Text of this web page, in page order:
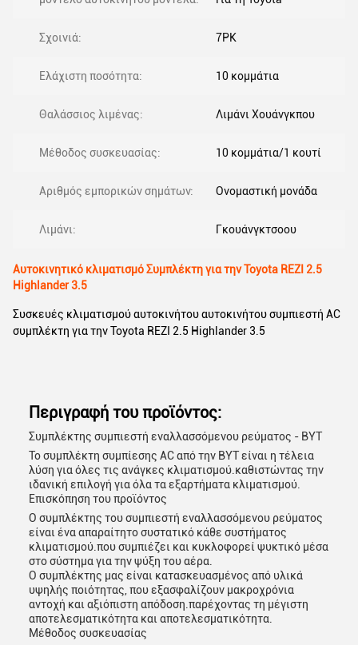
Σχοινιά: 7PK
Ελάχιστη ποσότητα: 10 κομμάτια
Θαλάσσιος λιμένας: Λιμάνι Χουάνγκπου
Μέθοδος συσκευασίας: 10 κομμάτια/1 κουτί
Αριθμός εμπορικών σημάτων: Ονομαστική μονάδα
Λιμάνι: Γκουάνγκτσοου
Αυτοκινητικό κλιματισμό Συμπλέκτη για την Toyota REZI 2.5
Highlander 3.5
Συσκευές κλιματισμού αυτοκινήτου αυτοκινήτου συμπιεστή AC
συμπλέκτη για την Toyota REZI 2.5 Highlander 3.5
Περιγραφή του προϊόντος:
Συμπλέκτης συμπιεστή εναλλασσόμενου ρεύματος - BYT
Το συμπλέκτη συμπίεσης AC από την BYT είναι η τέλεια
λύση για όλες τις ανάγκες κλιματισμού.καθιστώντας την
ιδανική επιλογή για όλα τα εξαρτήματα κλιματισμού.
Επισκόπηση του προϊόντος
Ο συμπλέκτης του συμπιεστή εναλλασσόμενου ρεύματος
είναι ένα απαραίτητο συστατικό κάθε συστήματος
κλιματισμού.που συμπιέζει και κυκλοφορεί ψυκτικό μέσα
στο σύστημα για την ψύξη του αέρα.
Ο συμπλέκτης μας είναι κατασκευασμένος από υλικά
υψηλής ποιότητας, που εξασφαλίζουν μακροχρόνια
αντοχή και αξιόπιστη απόδοση.παρέχοντας τη μέγιστη
αποτελεσματικότητα και αποτελεσματικότητα.
Μέθοδος συσκευασίας